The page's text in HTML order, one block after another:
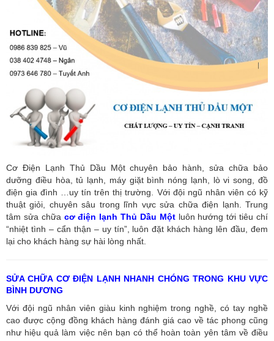
Cơ Điện Lạnh Thủ Dầu Một chuyên bảo hành, sửa chữa bảo
dưỡng điều hòa, tủ lạnh, máy giặt bình nóng lạnh, lò vi song, đồ
điện gia đình …uy tín trên thị trường. Với đội ngũ nhân viên có kỹ
thuật giỏi, chuyên sâu trong lĩnh vực sửa chữa điện lạnh. Trung
tâm sửa chữa cơ điện lạnh Thủ Dầu Mộtluôn hướng tới tiêu chí
“nhiệt tình – cẩn thận – uy tín”, luôn đặt khách hàng lên đầu, đem
lại cho khách hàng sự hài lòng nhất.
SỬA CHỮA CƠ ĐIỆN LẠNH NHANH CHÓNG TRONG KHU VỰC
BÌNH DƯƠNG
Với đội ngũ nhân viên giàu kinh nghiệm trong nghề, có tay nghề
cao được cộng đồng khách hàng đánh giá cao về tác phong cũng
như hiệu quả làm việc nên bạn có thể hoàn toàn yên tâm về điều